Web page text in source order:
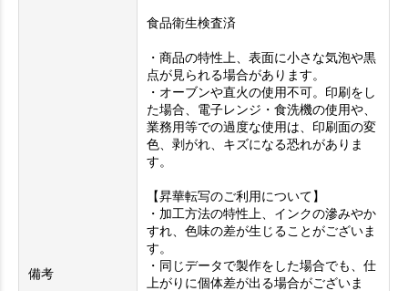
備考
食品衛生検査済
・商品の特性上、表面に小さな気泡や黒
点が見られる場合があります。
・オーブンや直火の使用不可。印刷をし
た場合、電子レンジ・食洗機の使用や、
業務用等での過度な使用は、印刷面の変
色、剥がれ、キズになる恐れがありま
す。
【昇華転写のご利用について】
・加工方法の特性上、インクの滲みやか
すれ、色味の差が生じることがございま
す。
・同じデータで製作をした場合でも、仕
上がりに個体差が出る場合がございま